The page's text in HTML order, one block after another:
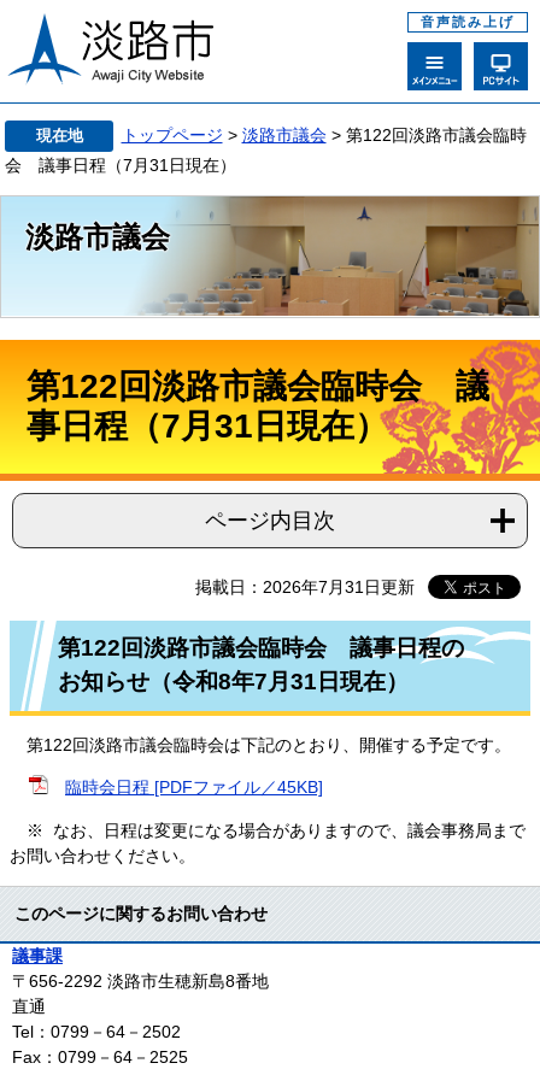
音声読み上げ
現在地 トップページ > 淡路市議会> 第122回淡路市議会臨時
会 議事日程（7月31日現在）
淡路市議会
第122回淡路市議会臨時会 議
事日程（7月31日現在）
ページ内目次
掲載日：2026年7月31日更新
第122回淡路市議会臨時会 議事日程の
お知らせ（令和8年7月31日現在）
第122回淡路市議会臨時会は下記のとおり、開催する予定です。
臨時会日程 [PDFファイル／45KB]
※ なお、日程は変更になる場合がありますので、議会事務局まで
お問い合わせください。
このページに関するお問い合わせ
議事課
〒656-2292 淡路市生穂新島8番地
直通
Tel：0799－64－2502
Fax：0799－64－2525